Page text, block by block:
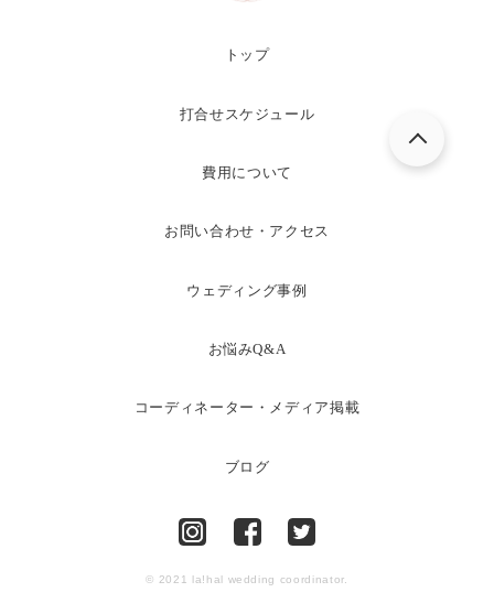
トップ
打合せスケジュール
費用について
お問い合わせ・アクセス
ウェディング事例
お悩みQ&A
コーディネーター・メディア掲載
ブログ
© 2021 la!hal wedding coordinator.